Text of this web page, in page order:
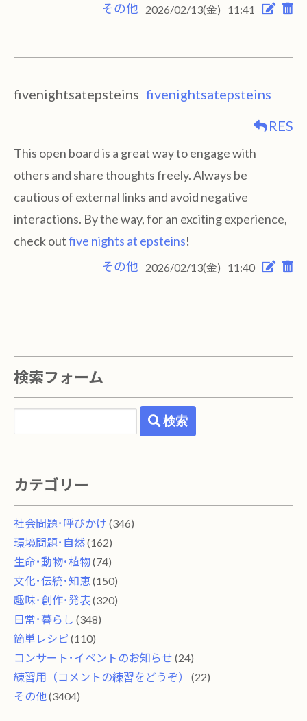
その他
2026/02/13(金) 11:41
fivenightsatepsteins fivenightsatepsteins
RES
This open board is a great way to engage with
others and share thoughts freely. Always be
cautious of external links and avoid negative
interactions. By the way, for an exciting experience,
check outfive nights at epsteins!
その他
2026/02/13(金) 11:40
検索フォーム
検索
カテゴリー
社会問題･呼びかけ (346)
環境問題･自然(162)
生命･動物･植物(74)
文化･伝統･知恵 (150)
趣味･創作･発表(320)
日常･暮らし (348)
簡単レシピ (110)
コンサート･イベントのお知らせ (24)
練習用（コメントの練習をどうぞ）
(22)
その他 (3404)